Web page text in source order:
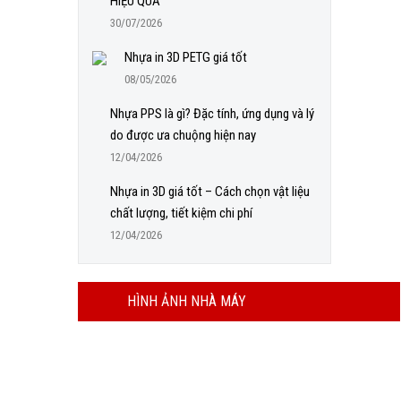
30/07/2026
Nhựa in 3D PETG giá tốt
08/05/2026
Nhựa PPS là gì? Đặc tính, ứng dụng và lý
do được ưa chuộng hiện nay
12/04/2026
Nhựa in 3D giá tốt – Cách chọn vật liệu
chất lượng, tiết kiệm chi phí
12/04/2026
HÌNH ẢNH NHÀ MÁY